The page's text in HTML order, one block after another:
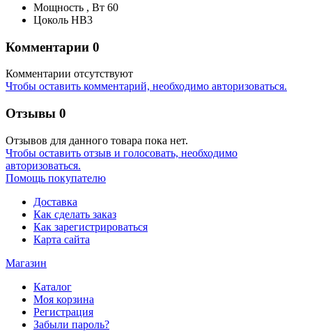
Мощность , Вт 60
Цоколь HB3
Комментарии 0
Комментарии отсутствуют
Чтобы оставить комментарий, необходимо авторизоваться.
Отзывы 0
Отзывов для данного товара пока нет.
Чтобы оcтавить отзыв и голосовать, необходимо
авторизоваться.
Помощь покупателю
Доставка
Как сделать заказ
Как зарегистрироваться
Карта сайта
Магазин
Каталог
Моя корзина
Регистрация
Забыли пароль?